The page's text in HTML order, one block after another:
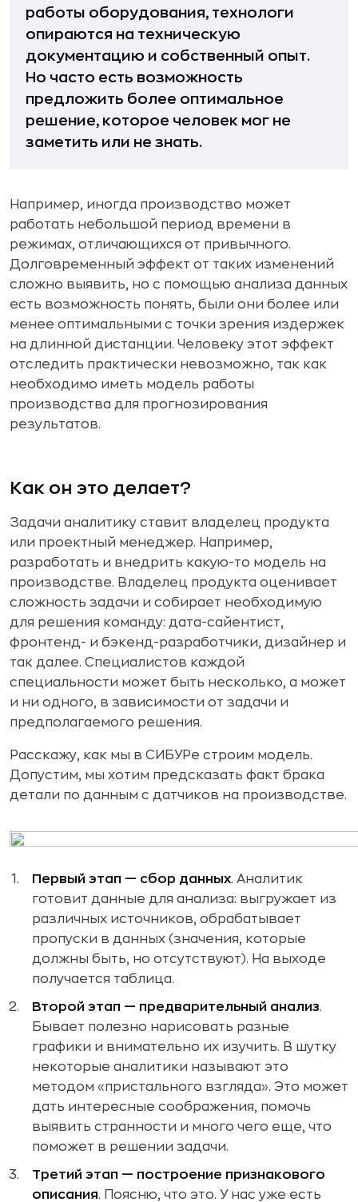
работы оборудования, технологи
опираются на техническую
документацию и собственный опыт.
Но часто есть возможность
предложить более оптимальное
решение, которое человек мог не
заметить или не знать.
Например, иногда производство может
работать небольшой период времени в
режимах, отличающихся от привычного.
Долговременный эффект от таких изменений
сложно выявить, но с помощью анализа данных
есть возможность понять, были они более или
менее оптимальными с точки зрения издержек
на длинной дистанции. Человеку этот эффект
отследить практически невозможно, так как
необходимо иметь модель работы
производства для прогнозирования
результатов.
Как он это делает?
Задачи аналитику ставит владелец продукта
или проектный менеджер. Например,
разработать и внедрить какую-то модель на
производстве. Владелец продукта оценивает
сложность задачи и собирает необходимую
для решения команду: дата-сайентист,
фронтенд- и бэкенд-разработчики, дизайнер и
так далее. Специалистов каждой
специальности может быть несколько, а может
и ни одного, в зависимости от задачи и
предполагаемого решения.
Расскажу, как мы в СИБУРе строим модель.
Допустим, мы хотим предсказать факт брака
детали по данным с датчиков на производстве.
Первый этап — сбор данных. Аналитик
готовит данные для анализа: выгружает из
различных источников, обрабатывает
пропуски в данных (значения, которые
должны быть, но отсутствуют). На выходе
получается таблица.
Второй этап — предварительный анализ.
Бывает полезно нарисовать разные
графики и внимательно их изучить. В шутку
некоторые аналитики называют это
методом «пристального взгляда». Это может
дать интересные соображения, помочь
выявить странности и много чего еще, что
поможет в решении задачи.
Третий этап — построение признакового
описания. Поясню, что это. У нас уже есть